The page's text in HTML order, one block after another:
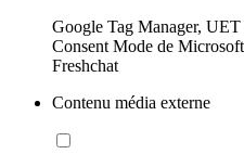
Google Tag Manager,
Consent Mode de
Freshchat
Contenu média externe